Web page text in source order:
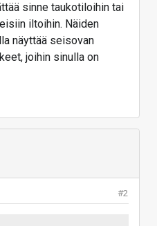
sinne taukotiloihin tai
iltoihin. Näiden
näyttää seisovan
joihin sinulla on
#2